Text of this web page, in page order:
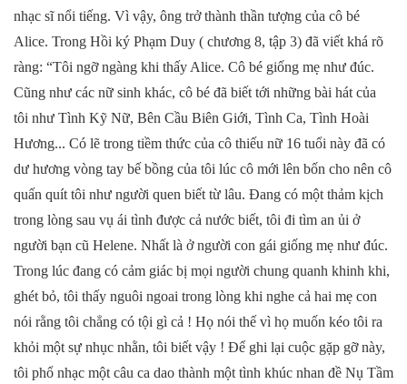
nhạc sĩ nổi tiếng. Vì vậy, ông trở thành thần tượng của cô bé
Alice. Trong Hồi ký Phạm Duy ( chương 8, tập 3) đã viết khá rõ
ràng: “Tôi ngỡ ngàng khi thấy Alice. Cô bé giống mẹ như đúc.
Cũng như các nữ sinh khác, cô bé đã biết tới những bài hát của
tôi như Tình Kỹ Nữ, Bên Cầu Biên Giới, Tình Ca, Tình Hoài
Hương... Có lẽ trong tiềm thức của cô thiếu nữ 16 tuổi này đã có
dư hương vòng tay bế bồng của tôi lúc cô mới lên bốn cho nên cô
quấn quít tôi như người quen biết từ lâu. Đang có một thảm kịch
trong lòng sau vụ ái tình được cả nước biết, tôi đi tìm an ủi ở
người bạn cũ Helene. Nhất là ở người con gái giống mẹ như đúc.
Trong lúc đang có cảm giác bị mọi người chung quanh khinh khi,
ghét bỏ, tôi thấy nguôi ngoai trong lòng khi nghe cả hai mẹ con
nói rằng tôi chẳng có tội gì cả ! Họ nói thế vì họ muốn kéo tôi ra
khỏi một sự nhục nhằn, tôi biết vậy ! Để ghi lại cuộc gặp gỡ này,
tôi phổ nhạc một câu ca dao thành một tình khúc nhan đề Nụ Tầm